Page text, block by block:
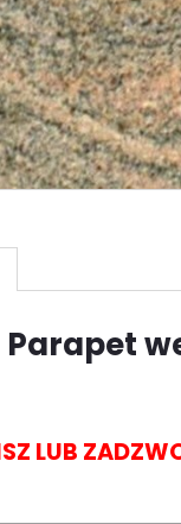
Parapet
LUB